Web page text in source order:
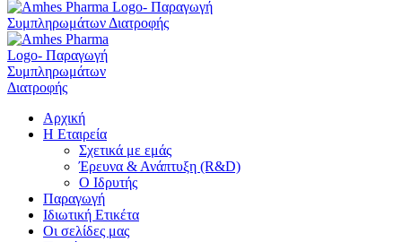
Αρχική
Η Εταιρεία
Σχετικά με εμάς
Έρευνα & Ανάπτυξη (R&D)
Ο Ιδρυτής
Παραγωγή
Ιδιωτική Ετικέτα
Οι σελίδες μας